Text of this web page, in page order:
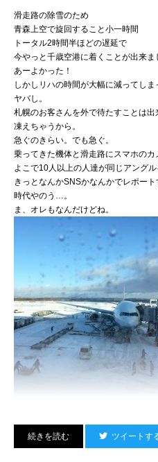
滑走路の除雪のため
青森上空で旋回すること小一時間
トータル2時間半ほどの遅延で
今やっと千歳空港に着くことが出来ま
あーよかった！
しかしリハの時間が大幅に減ってしま
ヤバし。
札幌のお客さんを外で待たすことは出
凍えちゃうから。
急ぐのきらい。でも急ぐ。
乗ってきた機体と滑走路にスマホのカ
よこで10人以上の人達が同じアングル
きっとなんかSNSかなんかでレポート
時代やのう…。
ま、オレもなんだけどね。
（Ｄ） ツイートす